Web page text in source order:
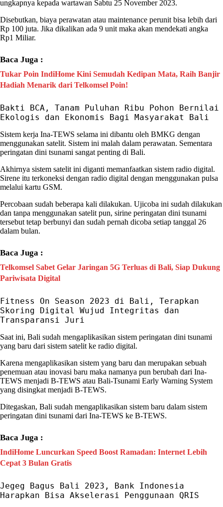
ungkapnya kepada wartawan Sabtu 25 November 2023.
Disebutkan, biaya perawatan atau maintenance perunit bisa lebih dari
Rp 100 juta. Jika dikalikan ada 9 unit maka akan mendekati angka
Rp1 Miliar.
Baca Juga :
Tukar Poin IndiHome Kini Semudah Kedipan Mata, Raih Banjir
Hadiah Menarik dari Telkomsel Poin!
Bakti BCA, Tanam Puluhan Ribu Pohon Bernilai
Ekologis dan Ekonomis Bagi Masyarakat Bali
Sistem kerja Ina-TEWS selama ini dibantu oleh BMKG dengan
menggunakan satelit. Sistem ini malah dalam perawatan. Sementara
peringatan dini tsunami sangat penting di Bali.
Akhirnya sistem satelit ini diganti memanfaatkan sistem radio digital.
Sirene itu terkoneksi dengan radio digital dengan menggunakan pulsa
melalui kartu GSM.
Percobaan sudah beberapa kali dilakukan. Ujicoba ini sudah dilakukan
dan tanpa menggunakan satelit pun, sirine peringatan dini tsunami
tersebut tetap berbunyi dan sudah pernah dicoba setiap tanggal 26
dalam bulan.
Baca Juga :
Telkomsel Sabet Gelar Jaringan 5G Terluas di Bali, Siap Dukung
Pariwisata Digital
Fitness On Season 2023 di Bali, Terapkan
Skoring Digital Wujud Integritas dan
Transparansi Juri
Saat ini, Bali sudah mengaplikasikan sistem peringatan dini tsunami
yang baru dari sistem satelit ke radio digital.
Karena mengaplikasikan sistem yang baru dan merupakan sebuah
penemuan atau inovasi baru maka namanya pun berubah dari Ina-
TEWS menjadi B-TEWS atau Bali-Tsunami Early Warning System
yang disingkat menjadi B-TEWS.
Ditegaskan, Bali sudah mengaplikasikan sistem baru dalam sistem
peringatan dini tsunami dari Ina-TEWS ke B-TEWS.
Baca Juga :
IndiHome Luncurkan Speed Boost Ramadan: Internet Lebih
Cepat 3 Bulan Gratis
Jegeg Bagus Bali 2023, Bank Indonesia
Harapkan Bisa Akselerasi Penggunaan QRIS